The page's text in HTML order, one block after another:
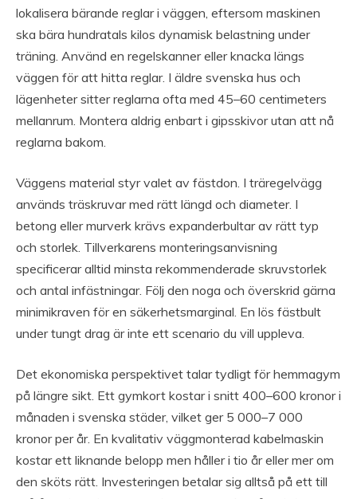
lokalisera bärande reglar i väggen, eftersom maskinen
ska bära hundratals kilos dynamisk belastning under
träning. Använd en regelskanner eller knacka längs
väggen för att hitta reglar. I äldre svenska hus och
lägenheter sitter reglarna ofta med 45–60 centimeters
mellanrum. Montera aldrig enbart i gipsskivor utan att nå
reglarna bakom.
Väggens material styr valet av fästdon. I träregelvägg
används träskruvar med rätt längd och diameter. I
betong eller murverk krävs expanderbultar av rätt typ
och storlek. Tillverkarens monteringsanvisning
specificerar alltid minsta rekommenderade skruvstorlek
och antal infästningar. Följ den noga och överskrid gärna
minimikraven för en säkerhetsmarginal. En lös fästbult
under tungt drag är inte ett scenario du vill uppleva.
Det ekonomiska perspektivet talar tydligt för hemmagym
på längre sikt. Ett gymkort kostar i snitt 400–600 kronor i
månaden i svenska städer, vilket ger 5 000–7 000
kronor per år. En kvalitativ väggmonterad kabelmaskin
kostar ett liknande belopp men håller i tio år eller mer om
den sköts rätt. Investeringen betalar sig alltså på ett till